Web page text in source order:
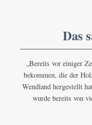
Das
„Bereits vor einiger
bekommen, die der
Wendland hergestellt
wurde bereits von